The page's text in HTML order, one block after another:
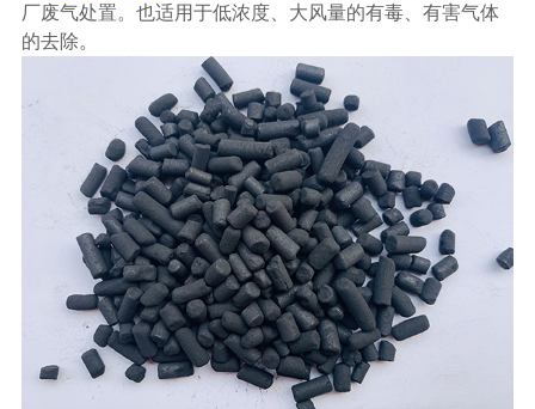
厂废气处置。也适用于低浓度、大风量的有毒、有害气体
的去除。